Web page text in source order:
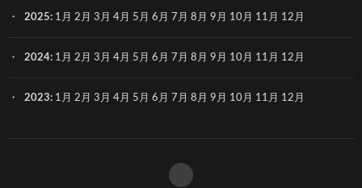
2025: 1月 2月 3月 4月 5月 6月 7月 8月 9月 10月 11月 12月
2024: 1月 2月 3月 4月 5月 6月 7月 8月 9月 10月 11月 12月
2023: 1月 2月 3月 4月 5月 6月 7月 8月 9月 10月 11月 12月